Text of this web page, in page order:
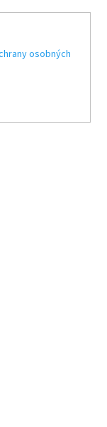
osobných